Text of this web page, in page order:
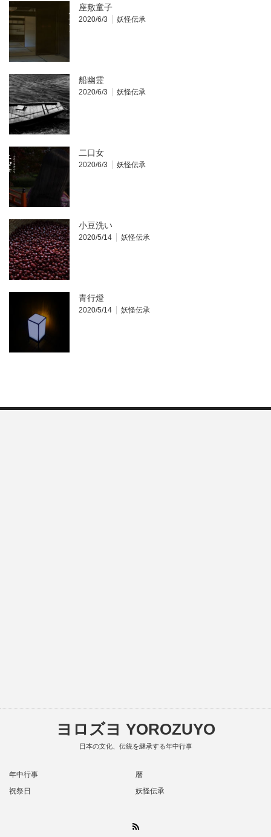
座敷童子
2020/6/3 妖怪伝承
船幽霊
2020/6/3 妖怪伝承
二口女
2020/6/3 妖怪伝承
小豆洗い
2020/5/14 妖怪伝承
青行燈
2020/5/14 妖怪伝承
ヨロズヨ YOROZUYO
日本の文化、伝統を継承する年中行事
年中行事
暦
祝祭日
妖怪伝承